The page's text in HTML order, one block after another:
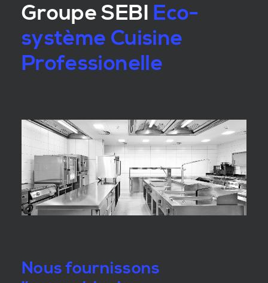
Groupe SEBI Eco-
système Cuisine
Professionelle
Nous fournissons